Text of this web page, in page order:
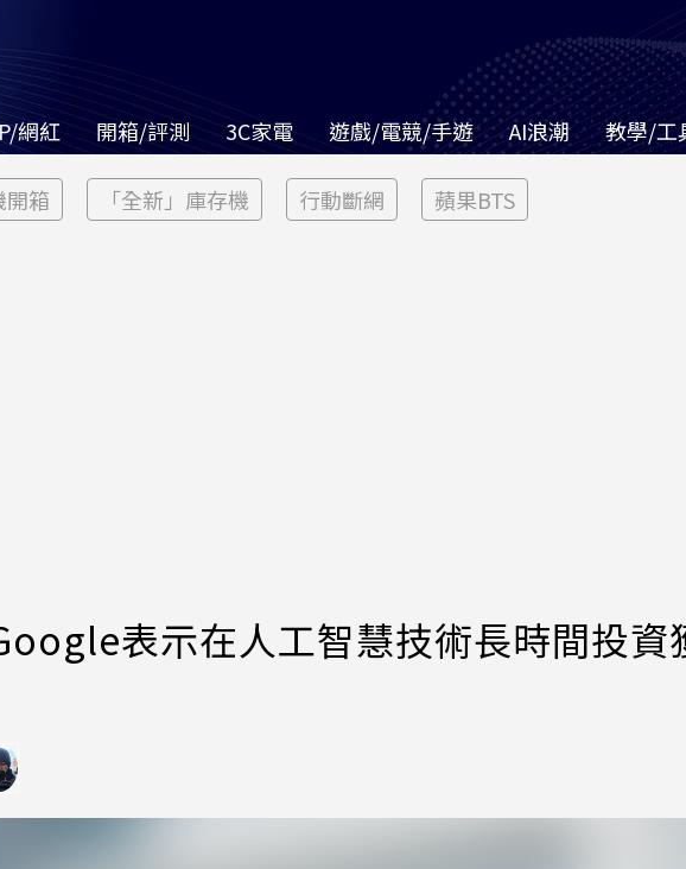
網紅 開箱/評測 3C家電 遊戲/電競/手遊 AI浪潮 教學/工
開箱 「全新」庫存機 行動斷網 蘋果BTS
表示在人工智慧技術長時間投資